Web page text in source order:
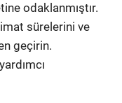
odaklanmıştır.
sürelerini ve
geçirin.